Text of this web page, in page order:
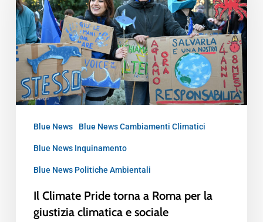
Blue News Blue News Cambiamenti Climatici
Blue News Inquinamento
Blue News Politiche Ambientali
Il Climate Pride torna a Roma per la
giustizia climatica e sociale